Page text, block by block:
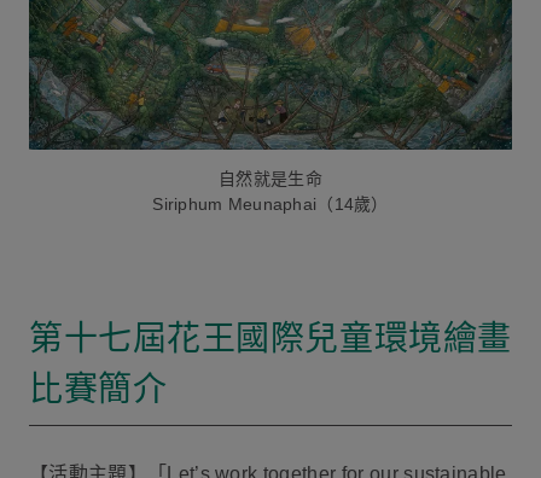
自然就是生命
Siriphum Meunaphai（14歲）
第十七屆花王國際兒童環境繪畫
比賽簡介
【活動主題】「Let’s work together for our sustainable